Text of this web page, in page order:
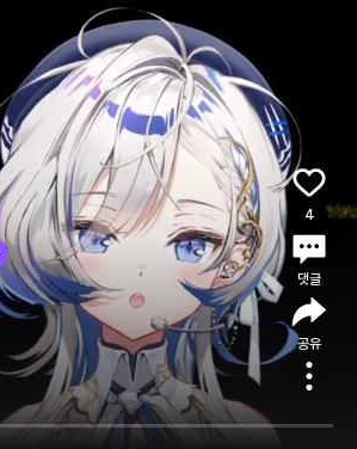
영상 로그인
4
댓글
공유